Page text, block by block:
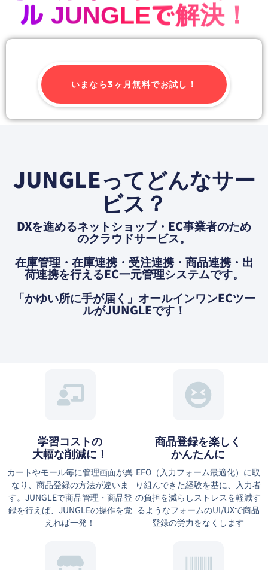
いまなら3ヶ月無料でお試し！
JUNGLEってどんなサー
ビス？
DXを進めるネットショップ・EC事業者のため
のクラウドサービス。
在庫管理・在庫連携・受注連携・商品連携・出
荷連携を⾏えるEC⼀元管理システムです。
「かゆい所に⼿が届く」オールインワンECツー
ルがJUNGLEです！
学習コストの
大幅な削減に！
カートやモール毎に管理画面が異
なり、商品登録の方法が違いま
す。JUNGLEで商品管理・商品登
録を行えば、JUNGLEの操作を覚
えれば一発！
商品登録を楽しく
かんたんに
EFO（⼊⼒フォーム最適化）に取
り組んできた経験を基に、⼊⼒者
の負担を減らしストレスを軽減す
るようなフォームのUI/UXで商品
登録の労力をなくします